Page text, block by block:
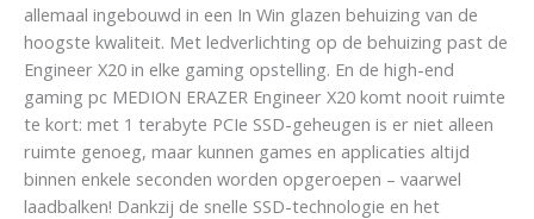
allemaal ingebouwd in een In Win glazen behuizing van de
hoogste kwaliteit. Met ledverlichting op de behuizing past de
Engineer X20 in elke gaming opstelling. En de high-end
gaming pc MEDION ERAZER Engineer X20 komt nooit ruimte
te kort: met 1 terabyte PCIe SSD-geheugen is er niet alleen
ruimte genoeg, maar kunnen games en applicaties altijd
binnen enkele seconden worden opgeroepen – vaarwel
laadbalken! Dankzij de snelle SSD-technologie en het